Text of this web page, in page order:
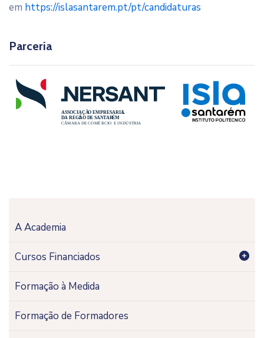
em https://islasantarem.pt/pt/candidaturas
Parceria
A Academia
Cursos Financiados
Formação à Medida
Formação de Formadores